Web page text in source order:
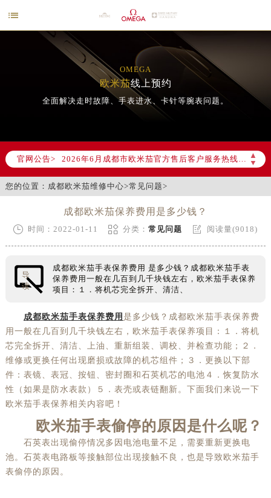

OMEGA
欧米茄线上预约
全面解决走时故障、手表进水、卡针等腕表问题。
官网公告>
▲
▼
2026年6月欧米茄售后服务中心最新网点地址：
四川省成都市锦江区人民东路6号SAC东原中心24层2406B室欧米茄售后服务中心（需提前预约）
节假日正常营业！
您的位置： 成都欧米茄维修中心>常见问题>
成都欧米茄保养费用是多少钱？
 时间：2022-01-11  分类：常见问题  阅读量(9018)
导
读
成都欧米茄手表保养费用 是多少钱？成都欧米茄手表
保养费用一般在几百到几千块钱左右，欧米茄手表保养
项目：１．将机芯完全拆开、清洁、
成都欧米茄手表保养费用 是多少钱？成都欧米茄手表保养费
用一般在几百到几千块钱左右，欧米茄手表保养项目：１．将机
芯完全拆开、清洁、上油、重新组装、调校、并检查功能；２．
维修或更换任何出现磨损或故障的机芯组件；３．更换以下部
件：表镜、表冠、按钮、密封圈和石英机芯的电池４．恢复防水
性（如果是防水表款）５．表壳或表链翻新。下面我们来说一下
欧米茄手表保养相关内容吧！
欧米茄手表偷停的原因是什么呢？
石英表出现偷停情况多因电池电量不足，需要重新更换电
池。石英表电路板等接触部位出现接触不良，也是导致欧米茄手
表偷停的原因。